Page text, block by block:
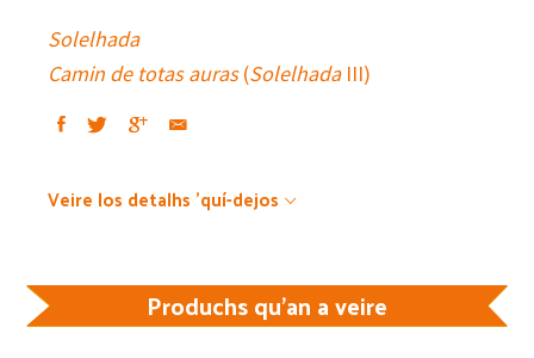
Solelhada
Camin de totas auras(SolelhadaIII)
Veire los detalhs 'quí-dejos
Produchs qu'an a veire